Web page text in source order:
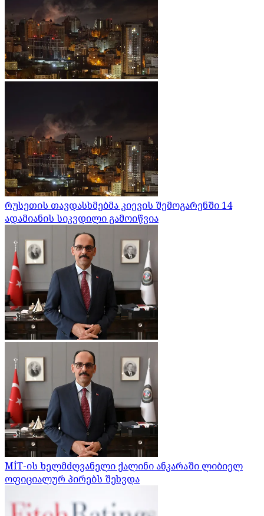
რუსეთის თავდასხმებმა კიევის შემოგარენში 14
ადამიანის სიკვდილი გამოიწვია
MİT-ის ხელმძღვანელი ქალინი ანკარაში ლიბიელ
ოფიციალურ პირებს შეხვდა